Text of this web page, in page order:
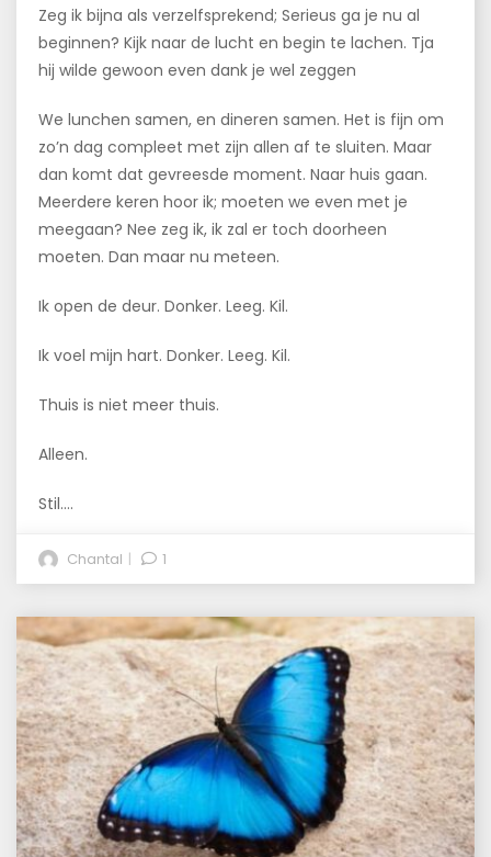
Zeg ik bijna als verzelfsprekend; Serieus ga je nu al
beginnen? Kijk naar de lucht en begin te lachen. Tja
hij wilde gewoon even dank je wel zeggen
We lunchen samen, en dineren samen. Het is fijn om
zo’n dag compleet met zijn allen af te sluiten. Maar
dan komt dat gevreesde moment. Naar huis gaan.
Meerdere keren hoor ik; moeten we even met je
meegaan? Nee zeg ik, ik zal er toch doorheen
moeten. Dan maar nu meteen.
Ik open de deur. Donker. Leeg. Kil.
Ik voel mijn hart. Donker. Leeg. Kil.
Thuis is niet meer thuis.
Alleen.
Stil….
Chantal 1